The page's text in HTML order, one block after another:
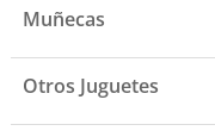
Muñecas
Otros Juguetes